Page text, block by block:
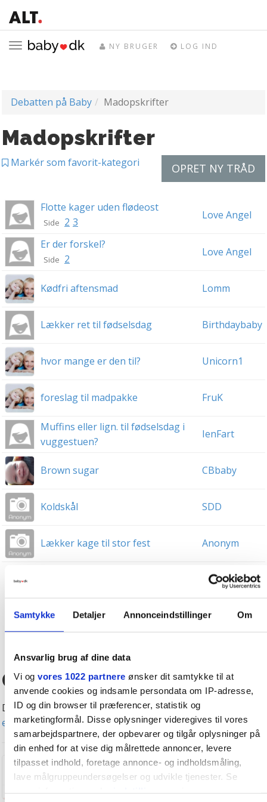
Samtykke Detaljer Annonceindstillinger Om
Ansvarlig brug af dine data
Vi og vores 1022 partnere ønsker dit samtykke til at
anvende cookies og indsamle persondata om IP-adresse,
ID og din browser til præferencer, statistik og
marketingformål. Disse oplysninger videregives til vores
samarbejdspartnere, der opbevarer og tilgår oplysninger på
din enhed for at vise dig målrettede annoncer, levere
tilpasset indhold, foretage annonce- og indholdsmåling,
lave målgruppeundersøgelser og udvikle tjenester. Se
Toggle
NY BRUGER LOG IND
Debatten på Baby Madopskrifter
Madopskrifter
OPRET NY TRÅD
Markér som favorit-kategori
Flotte kager uden flødeost
Side 2 3
Love Angel
Er der forskel?
Side 2
Love Angel
Kødfri aftensmad Lomm
Lækker ret til fødselsdag Birthdaybaby
hvor mange er den til? Unicorn1
foreslag til madpakke FruK
Muffins eller lign. til fødselsdag i
vuggestuen?
IenFart
Brown sugar CBbaby
Koldskål SDD
Lækker kage til stor fest Anonym
»
OPRET NY TRÅD
Gratis eksperthjælp
Det er gratis at søge hjælp hos vores eksperter -
eksperterne her.
Rikke Nielsen
Scannings-sygeplejerske